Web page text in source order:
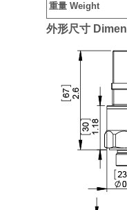
重量 Weight
外形尺寸